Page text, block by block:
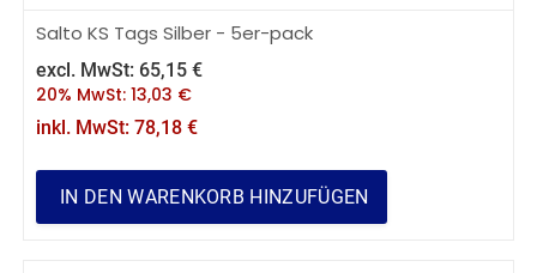
Salto KS Tags Silber - 5er-pack
excl. MwSt: 65,15 €
20% MwSt: 13,03 €
inkl. MwSt: 78,18 €
IN DEN WARENKORB HINZUFÜGEN